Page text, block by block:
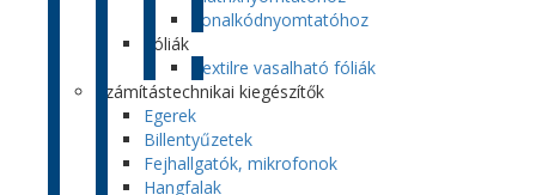
Vonalkódnyomtatóhoz
Fóliák
Textilre vasalható fóliák
Számítástechnikai kiegészítők
Egerek
Billentyűzetek
Fejhallgatók, mikrofonok
Hangfalak